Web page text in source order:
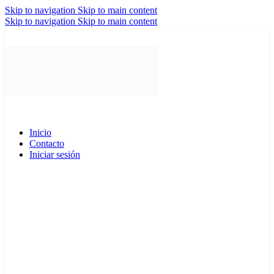
Skip to navigation Skip to main content
Skip to navigation Skip to main content
Inicio
Contacto
Iniciar sesión